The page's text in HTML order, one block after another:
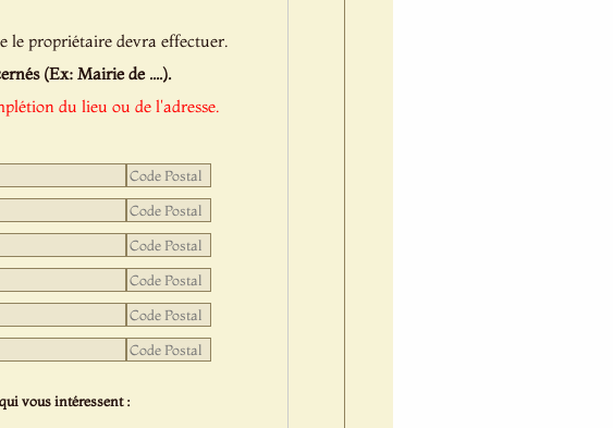
le propriétaire devra effectuer.
(Ex: Mairie de ....).
du lieu ou de l'adresse.
vous intéressent :